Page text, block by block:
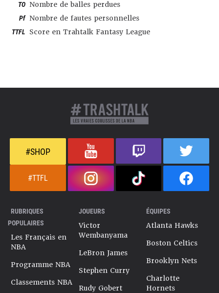
TO Nombre de balles perdues
Pf Nombre de fautes personnelles
TTFL Score en Trahtalk Fantasy League
#SHOP
#TTFL
RUBRIQUES
POPULAIRES
Les Français en
NBA
Programme NBA
Classements NBA
JOUEURS
Victor
Wembanyama
LeBron James
Stephen Curry
Rudy Gobert
ÉQUIPES
Atlanta Hawks
Boston Celtics
Brooklyn Nets
Charlotte
Hornets